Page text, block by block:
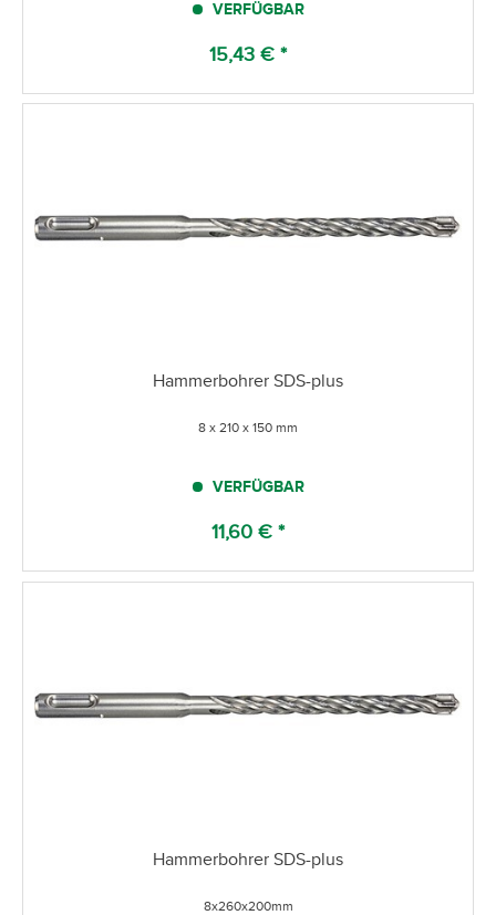
VERFÜGBAR
15,43 € *
Hammerbohrer SDS-plus
8 x 210 x 150 mm
VERFÜGBAR
11,60 € *
Hammerbohrer SDS-plus
8x260x200mm